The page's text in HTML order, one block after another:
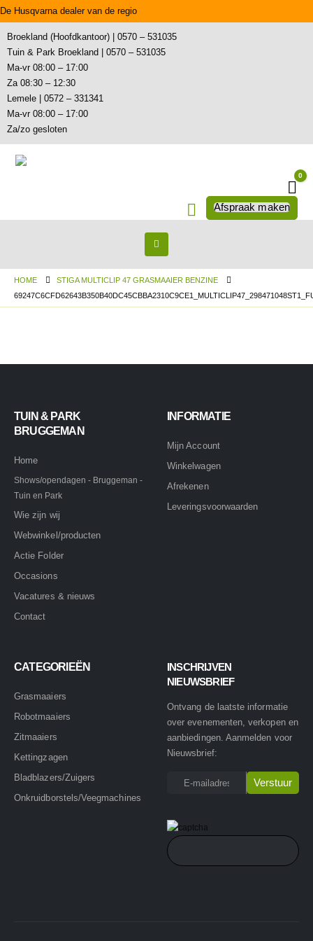
De Husqvarna dealer van de regio
Broekland (Hoofdkantoor) | 0570 – 531035
Tuin & Park Broekland | 0570 – 531035
Ma-vr 08:00 – 17:00
Za 08:30 – 12:30
Lemele | 0572 – 331341
Ma-vr 08:00 – 17:00
Za/zo gesloten
0
Afspraak maken
HOME
STIGA MULTICLIP 47 GRASMAAIER BENZINE
TUIN & PARK
BRUGGEMAN
Home
Shows/opendagen - Bruggeman -
Tuin en Park
Wie zijn wij
Webwinkel/producten
Actie Folder
Occasions
Vacatures & nieuws
Contact
INFORMATIE
Mijn Account
Winkelwagen
Afrekenen
Leveringsvoorwaarden
CATEGORIEËN
Grasmaaiers
Robotmaaiers
Zitmaaiers
Kettingzagen
Bladblazers/Zuigers
Onkruidborstels/Veegmachines
INSCHRIJVEN
NIEUWSBRIEF
Ontvang de laatste informatie
over evenementen, verkopen en
aanbiedingen. Aanmelden voor
Nieuwsbrief: